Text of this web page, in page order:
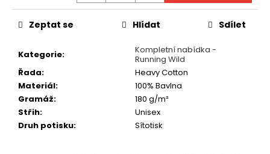
Kategorie:
Kompletní nabídka -
Running Wild
Řada:
Heavy Cotton
Materiál:
100% Bavlna
Gramáž:
180 g/m²
Střih:
Unisex
Druh potisku: Sítotisk
Zeptat se Hlídat Sdílet
TRIČKO
MAYHEM
DAWN
OF
THE
BLACK
HEARTS
590